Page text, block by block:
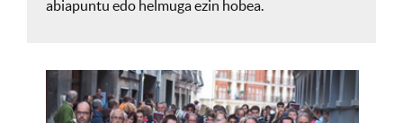
abiapuntu edo helmuga ezin hobea.